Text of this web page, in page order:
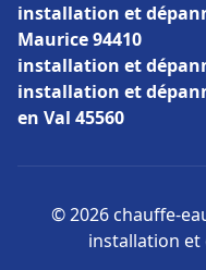
installation et
Maurice 94410
installation et
installation et
en Val 45560
© 2026 chauffe-
installation et